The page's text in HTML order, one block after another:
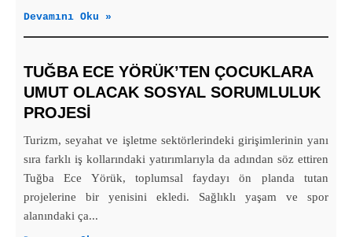
Devamını Oku »
TUĞBA ECE YÖRÜK’TEN ÇOCUKLARA
UMUT OLACAK SOSYAL SORUMLULUK
PROJESİ
Turizm, seyahat ve işletme sektörlerindeki girişimlerinin yanı
sıra farklı iş kollarındaki yatırımlarıyla da adından söz ettiren
Tuğba Ece Yörük, toplumsal faydayı ön planda tutan
projelerine bir yenisini ekledi. Sağlıklı yaşam ve spor
alanındaki ça...